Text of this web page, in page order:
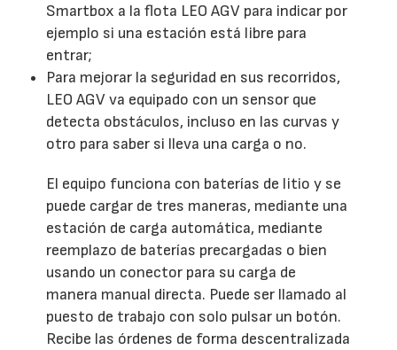
Smartbox a la flota LEO AGV para indicar por
ejemplo si una estación está libre para
entrar;
Para mejorar la seguridad en sus recorridos,
LEO AGV va equipado con un sensor que
detecta obstáculos, incluso en las curvas y
otro para saber si lleva una carga o no.
El equipo funciona con baterías de litio y se
puede cargar de tres maneras, mediante una
estación de carga automática, mediante
reemplazo de baterías precargadas o bien
usando un conector para su carga de
manera manual directa. Puede ser llamado al
puesto de trabajo con solo pulsar un botón.
Recibe las órdenes de forma descentralizada